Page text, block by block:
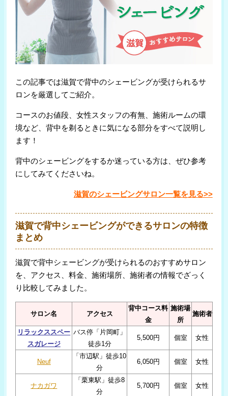
この記事では滋賀で背中のシェービングが受けられるサ
ロンを厳選してご紹介。
コースのお値段、女性スタッフの有無、施術ルームの環
境など、背中を剃るときに気になる部分をすべて説明し
ます！
背中のシェービングをするか迷っている方は、ぜひ参考
にしてみてくださいね。
滋賀のシェービングサロン一覧を見る>>
滋賀で背中シェービングができるサロンの特徴
まとめ
滋賀で背中シェービングが受けられるのおすすめサロン
を、アクセス、料金、施術場所、施術者の情報でざっく
り比較してみました。
サロン名 アクセス
背中コース料
金
施術場
所
施術者
リラックススペー
スガレージ
バス停「片岡町」
徒歩1分
5,500円 個室 女性
Neuf
「市辺駅」徒歩10
分
6,050円 個室 女性
ナカガワ
「栗東駅」徒歩8
分
5,700円 個室 女性